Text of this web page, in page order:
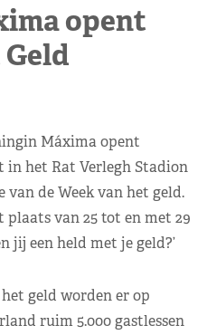
opent
Máxima opent
in het Rat Verlegh Stadion
van de Week van het geld.
plaats van 25 tot en met 29
jij een held met je geld?’
geld worden er op
ruim 5.000 gastlessen